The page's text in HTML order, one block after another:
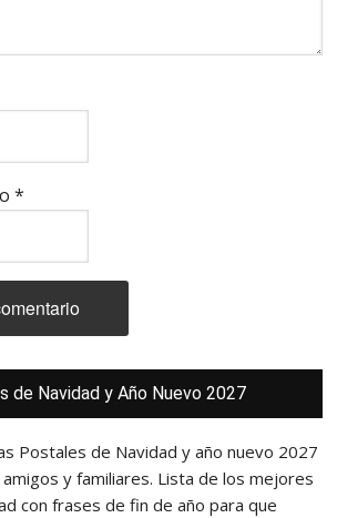
*
de Navidad y Año Nuevo 2027
Postales de Navidad y año nuevo 2027
y familiares. Lista de los mejores
con frases de fin de año para que